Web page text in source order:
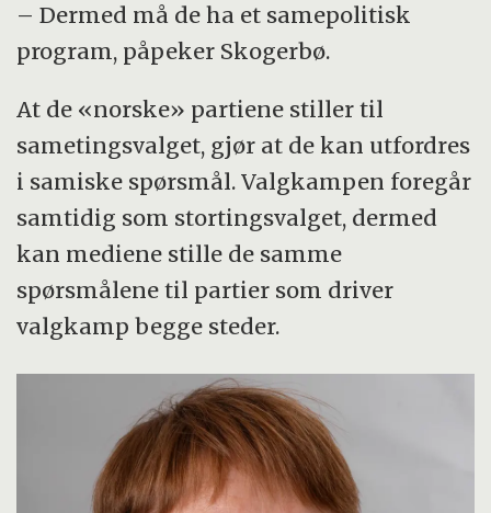
– Dermed må de ha et samepolitisk
program, påpeker Skogerbø.
At de «norske» partiene stiller til
sametingsvalget, gjør at de kan utfordres
i samiske spørsmål. Valgkampen foregår
samtidig som stortingsvalget, dermed
kan mediene stille de samme
spørsmålene til partier som driver
valgkamp begge steder.